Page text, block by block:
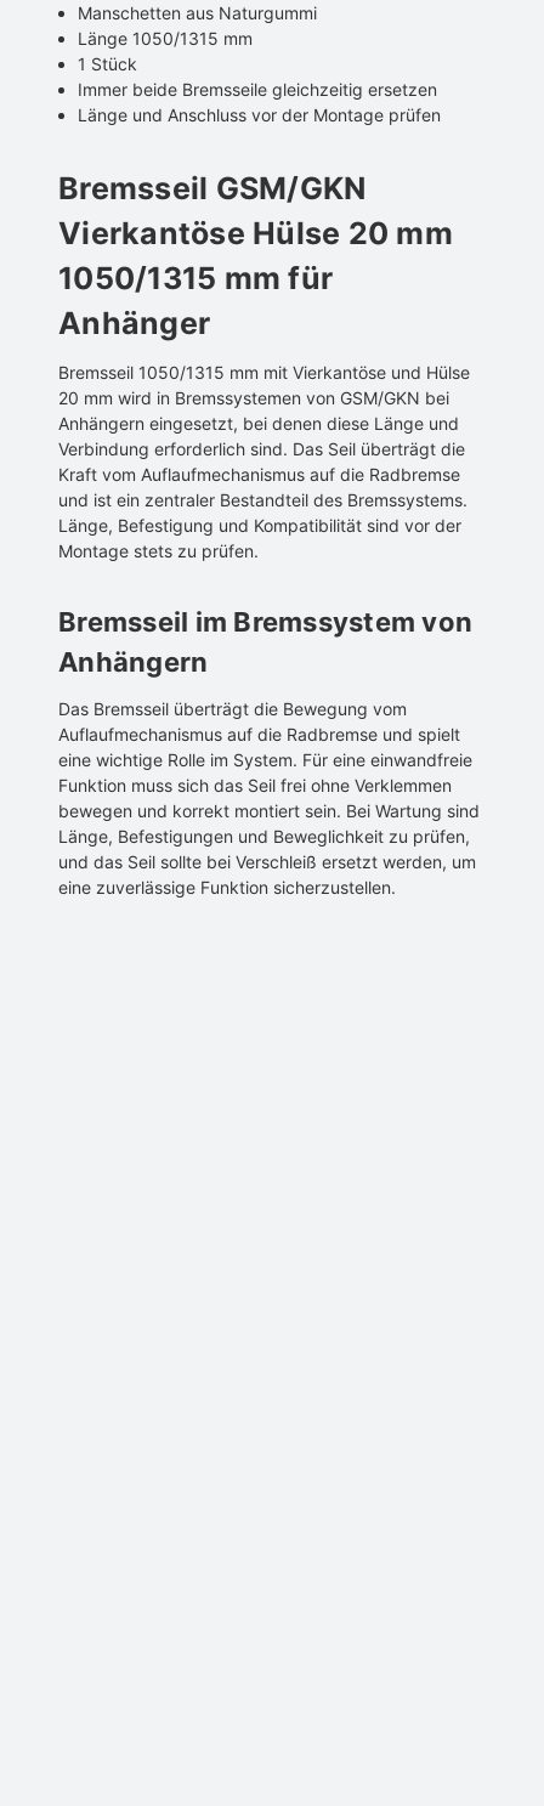
Manschetten aus Naturgummi
Länge 1050/1315 mm
1 Stück
Immer beide Bremsseile gleichzeitig ersetzen
Länge und Anschluss vor der Montage prüfen
Bremsseil GSM/GKN
Vierkantöse Hülse 20 mm
1050/1315 mm für
Anhänger
Bremsseil 1050/1315 mm mit Vierkantöse und Hülse
20 mm wird in Bremssystemen von GSM/GKN bei
Anhängern eingesetzt, bei denen diese Länge und
Verbindung erforderlich sind. Das Seil überträgt die
Kraft vom Auflaufmechanismus auf die Radbremse
und ist ein zentraler Bestandteil des Bremssystems.
Länge, Befestigung und Kompatibilität sind vor der
Montage stets zu prüfen.
Bremsseil im Bremssystem von
Anhängern
Das Bremsseil überträgt die Bewegung vom
Auflaufmechanismus auf die Radbremse und spielt
eine wichtige Rolle im System. Für eine einwandfreie
Funktion muss sich das Seil frei ohne Verklemmen
bewegen und korrekt montiert sein. Bei Wartung sind
Länge, Befestigungen und Beweglichkeit zu prüfen,
und das Seil sollte bei Verschleiß ersetzt werden, um
eine zuverlässige Funktion sicherzustellen.